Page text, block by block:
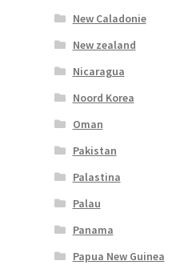
New Caladonie
New zealand
Nicaragua
Noord Korea
Oman
Pakistan
Palastina
Palau
Panama
Papua New Guinea